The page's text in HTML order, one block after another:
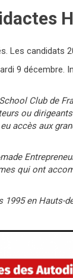
Les candidats
9 décembre.
Club de
ou dirigeants
accès aux
qui ont
en Hauts-